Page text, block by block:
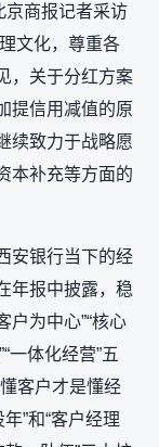
京商报记者采访
文化，尊重各
，关于分红方案
提信用减值的原
续致力于战略愿
本补充等方面的
安银行当下的经
年报中披露，稳
户为中心”“核心
一体化经营”五
客户才是懂经
”和“客户经理